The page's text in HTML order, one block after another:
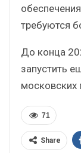
требуются
До конца
запустить
московских
71
Share